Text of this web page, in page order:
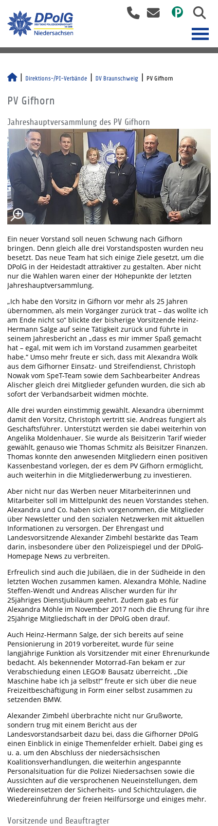
Direktions-/PI-Verbände DV Braunschweig PV Gifhorn
PV Gifhorn
Jahreshauptversammlung des PV Gifhorn
Ein neuer Vorstand soll neuen Schwung nach Gifhorn
bringen. Denn gleich alle drei Vorstandsposten wurden neu
besetzt. Das neue Team hat sich einige Ziele gesetzt, um die
DPolG in der Heidestadt attraktiver zu gestalten. Aber nicht
nur die Wahlen waren einer der Höhepunkte der letzten
Jahreshauptversammlung.
„Ich habe den Vorsitz in Gifhorn vor mehr als 25 Jahren
übernommen, als mein Vorgänger zurück trat – das wollte ich
am Ende nicht so“ blickte der bisherige Vorsitzende Heinz-
Hermann Salge auf seine Tätigkeit zurück und führte in
seinem Jahresbericht an „dass es mir immer Spaß gemacht
hat – egal, mit wem ich im Vorstand zusammen gearbeitet
habe.“ Umso mehr freute er sich, dass mit Alexandra Wölk
aus dem Gifhorner Einsatz- und Streifendienst, Christoph
Nowak vom SpeT-Team sowie dem Sachbearbeiter Andreas
Alischer gleich drei Mitglieder gefunden wurden, die sich ab
sofort der Verbandsarbeit widmen möchte.
Alle drei wurden einstimmig gewählt. Alexandra übernimmt
damit den Vorsitz, Christoph vertritt sie. Andreas fungiert als
Geschäftsführer. Unterstützt werden sie dabei weiterhin von
Angelika Moldenhauer. Sie wurde als Beisitzerin Tarif wieder
gewählt, genauso wie Thomas Schmitz als Beisitzer Finanzen.
Thomas konnte den anwesenden Mitgliedern einen positiven
Kassenbestand vorlegen, der es dem PV Gifhorn ermöglicht,
auch weiterhin in die Mitgliederwerbung zu investieren.
Aber nicht nur das Werben neuer Mitarbeiterinnen und
Mitarbeiter soll im Mittelpunkt des neuen Vorstandes stehen.
Alexandra und Co. haben sich vorgenommen, die Mitglieder
über Newsletter und den sozialen Netzwerken mit aktuellen
Informationen zu versorgen. Der Ehrengast und
Landesvorsitzende Alexander Zimbehl bestärkte das Team
darin, insbesondere über den Polizeispiegel und der DPolG-
Homepage News zu verbreiten.
Erfreulich sind auch die Jubiläen, die in der Südheide in den
letzten Wochen zusammen kamen. Alexandra Möhle, Nadine
Steffen-Wendt und Andreas Alischer wurden für ihr
25jähriges Dienstjubiläum geehrt. Zudem gab es für
Alexandra Möhle im November 2017 noch die Ehrung für ihre
25jährige Mitgliedschaft in der DPolG oben drauf.
Auch Heinz-Hermann Salge, der sich bereits auf seine
Pensionierung in 2019 vorbereitet, wurde für seine
langjährige Funktion als Vorsitzender mit einer Ehrenurkunde
bedacht. Als bekennender Motorrad-Fan bekam er zur
Verabschiedung einen LEGO® Bausatz überreicht. „Die
Maschine habe ich ja selbst!“ freute er sich über die neue
Freizeitbeschäftigung in Form einer selbst zusammen zu
setzenden BMW.
Alexander Zimbehl überbrachte nicht nur Grußworte,
sondern trug mit einem Bericht aus der
Landesvorstandsarbeit dazu bei, dass die Gifhorner DPolG
einen Einblick in einige Themenfelder erhielt. Dabei ging es
u. a. um den Abschluss der niedersächsischen
Koalitionsverhandlungen, die weiterhin angespannte
Personalsituation für die Polizei Niedersachsen sowie die
Aussichten auf die versprochenen Neueinstellungen, dem
Wiedereinsetzen der Sicherheits- und Schichtzulagen, die
Wiedereinführung der freien Heilfürsorge und einiges mehr.
Vorsitzende und Beauftragter